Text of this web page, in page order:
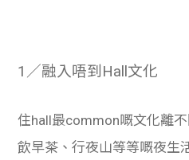
1／融入唔到Hall文化
住hall最common嘅文化離
飲早茶、行夜山等等嘅夜生